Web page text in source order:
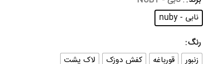
نابی - nuby
رنگ
زنبور
قورباغه کفش دوزک لاک پشت